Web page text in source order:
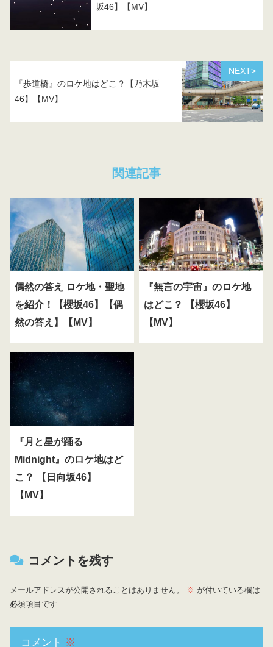
坂46】【MV】
NEXT>
『歩道橋』のロケ地はどこ？【乃木坂
46】【MV】
関連記事
偶然の答え ロケ地・聖地
を紹介！【櫻坂46】【偶
然の答え】【MV】
『無言の宇宙』のロケ地
はどこ？ 【櫻坂46】
【MV】
『月と星が踊る
Midnight』のロケ地はど
こ？ 【日向坂46】
【MV】
コメントを残す
メールアドレスが公開されることはありません。 ※ が付いている欄は
必須項目です
コメント ※